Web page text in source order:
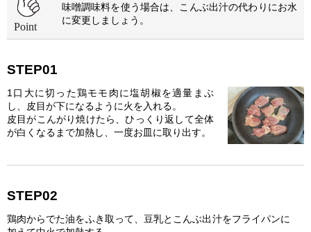
味噌調味料を使う場合は、こんぶ出汁の代わりにお水
に変更しましょう。
STEP01
1口大に切った鶏モモ肉に塩胡椒を適量まぶ
し、皮目が下になるように火を入れる。
皮目がこんがり焼けたら、ひっくり返して全体
が白くなるまで加熱し、一度お皿に取り出す。
STEP02
鶏肉からでた油をふき取って、豆乳とこんぶ出汁をフライパンに